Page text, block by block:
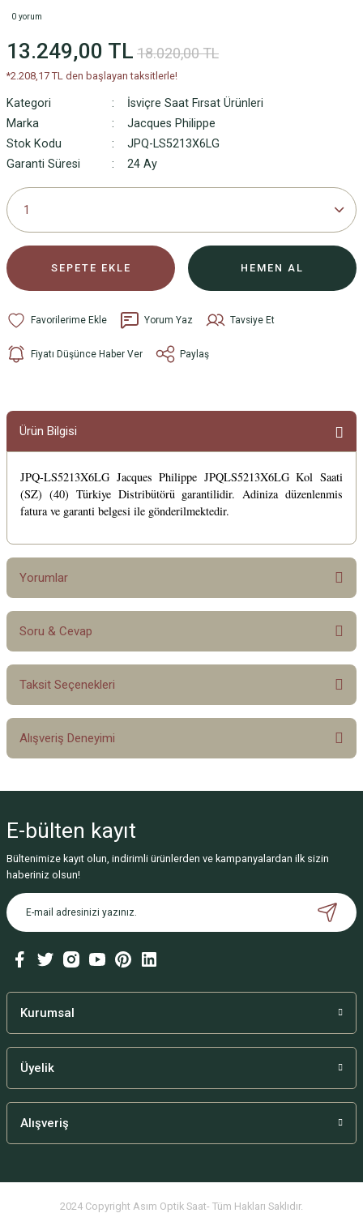
0 yorum
13.249,00 TL 18.020,00 TL
*2.208,17 TL den başlayan taksitlerle!
Kategori
İsviçre Saat Fırsat Ürünleri
Marka
Jacques Philippe
Stok Kodu
JPQ-LS5213X6LG
Garanti Süresi
24 Ay
SEPETE EKLE HEMEN AL
Yorum Yaz Tavsiye Et
Fiyatı Düşünce Haber Ver Paylaş
Ürün Bilgisi
JPQ-LS5213X6LG Jacques Philippe JPQLS5213X6LG Kol Saati
(SZ) (40) Türkiye Distribütörü garantilidir. Adiniza düzenlenmis
fatura ve garanti belgesi ile gönderilmektedir.
Yorumlar
Bu ürüne ilk yorumu siz yapın!
Soru & Cevap
Ürün hakkında henüz soru sorulmamış.
Taksit Seçenekleri
Alışveriş Deneyimi
Deneyimini Paylaş
E-bülten kayıt
Bültenimize kayıt olun, indirimli ürünlerden ve kampanyalardan ilk sizin
haberiniz olsun!
Kurumsal
Üyelik
Alışveriş
2024 Copyright Asım Optik Saat- Tüm Hakları Saklıdır.